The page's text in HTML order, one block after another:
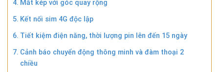
Mắt kép với góc quay rộng
Kết nối sim 4G độc lập
Tiết kiệm điện năng, thời lượng pin lên đến 15 ngày
Cảnh báo chuyển động thông minh và đàm thoại 2
chiều